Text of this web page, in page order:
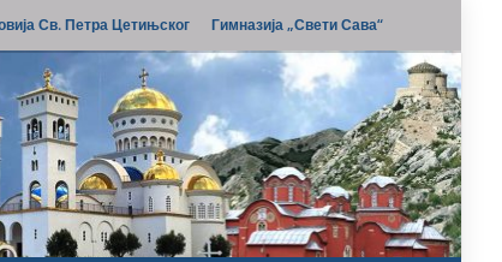
Св. Петра Цетињског Гимназија „Свети Сава“